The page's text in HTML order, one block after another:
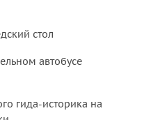
стол
автобусе
гида-историка на